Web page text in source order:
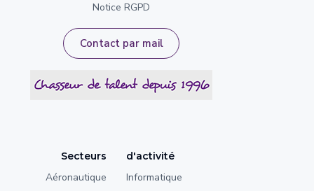
Notice RGPD
Contact par mail
Secteurs
Aéronautique
d'activité
Informatique